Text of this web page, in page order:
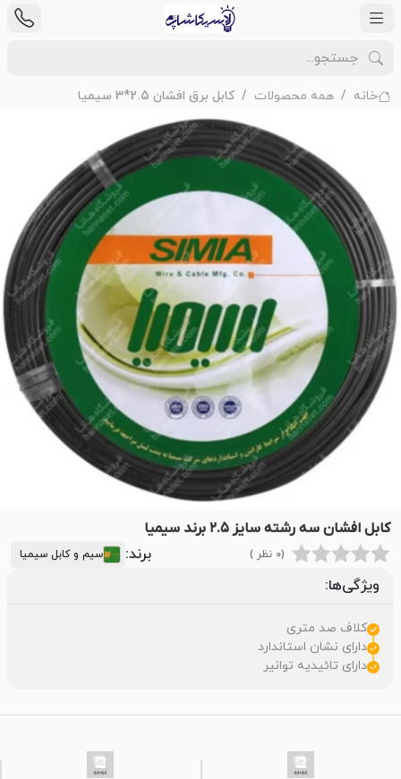
خانه همه محصولات کابل برق افشان 2.5*3 سیمیا
کابل افشان سه رشته سایز ۲.۵ برند سیمیا
(0 نظر ) برند: سیم و کابل سیمیا
ویژگی‌ها:
کلاف صد متری
دارای نشان استاندارد
دارای تائیدیه توانیر